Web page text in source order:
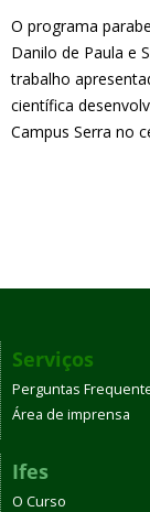
O programa
Danilo de Paula e
trabalho
científica
Campus Serra no
Serviços
Perguntas
Área de imprensa
Ifes
O Curso